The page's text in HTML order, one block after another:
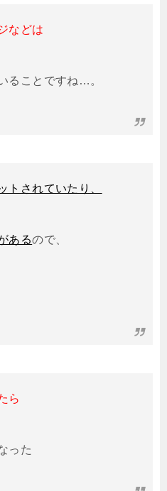
などは
ることですね…。
トされていたり、
あるので、
ら
った